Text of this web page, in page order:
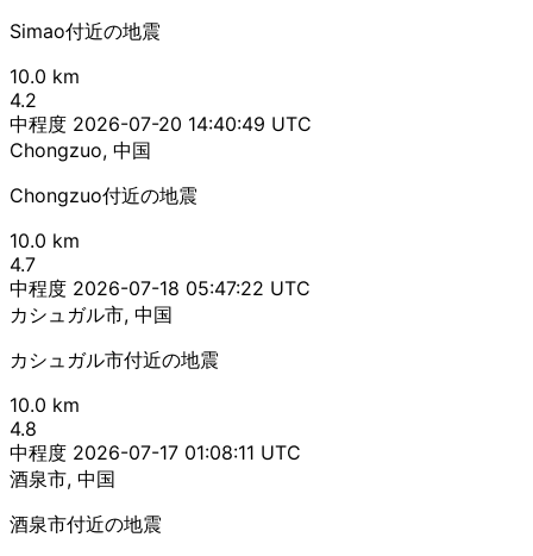
Simao付近の地震
10.0 km
4.2
中程度 2026-07-20 14:40:49 UTC
Chongzuo, 中国
Chongzuo付近の地震
10.0 km
4.7
中程度 2026-07-18 05:47:22 UTC
カシュガル市, 中国
カシュガル市付近の地震
10.0 km
4.8
中程度 2026-07-17 01:08:11 UTC
酒泉市, 中国
酒泉市付近の地震